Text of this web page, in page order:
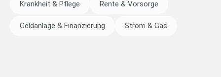
Krankheit & Pflege Rente & Vorsorge
Geldanlage & Finanzierung Strom & Gas